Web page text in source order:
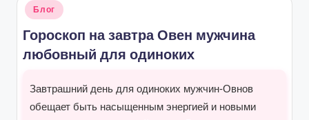
Опубликовано
Блог
Гороскоп на завтра Овен мужчина
любовный для одиноких
Завтрашний день для одиноких мужчин-Овнов
обещает быть насыщенным энергией и новыми